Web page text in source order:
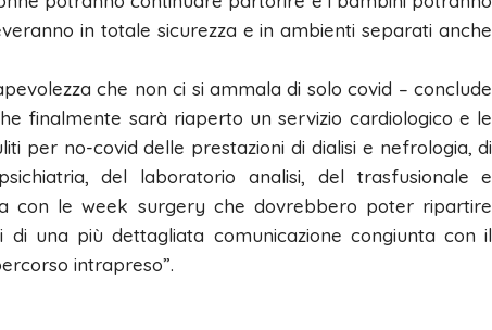
in totale sicurezza e in ambienti separati anche
che non ci si ammala di solo covid – conclude
finalmente sarà riaperto un servizio cardiologico e le
per no-covid delle prestazioni di dialisi e nefrologia, di
del laboratorio analisi, del trasfusionale e
con le week surgery che dovrebbero poter ripartire
una più dettagliata comunicazione congiunta con il
intrapreso”.